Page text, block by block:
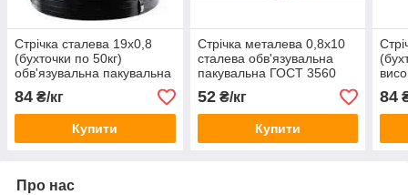
Стрічка сталева 19х0,8
(бухточки по 50кг)
обв'язувальна пакувальна
84 ₴/кг
Купити
Стрічка металева 0,8х10
сталева обв'язувальна
пакувальна ГОСТ 3560
52₴/кг
Купити
84
Про нас